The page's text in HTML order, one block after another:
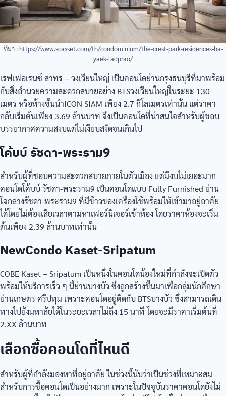
ที่มา : https://www.scasset.com/th/condominium/the-crest-park-residences-ha-
yaek-ladprao/
เรฟเฟอเรนซ์ สาทร – วงเวียนใหญ่ เป็นคอนโดย่านกรุงธนบุรีที่มาพร้อม
กับสิ่งอำนวยความสะดวกสบายอย่าง BTSวงเวียนใหญ่ในระยะ 130
เมตร หรือห้างชั้นนำICON SIAM เพียง 2.7 กิโลเมตรเท่านั้น แต่ราคา
กลับเริ่มต้นเพียง 3.69 ล้านบาท จึงเป็นคอนโดที่น่าสนใจสำหรับผู้ชอบ
บรรยากาศความสงบแต่ไม่เงียบสงัดจนเกินไป
โค้บบ์ รัชดา-พระราม9
สำหรับผู้ที่ชอบความสะดวกสบายภายในตัวเมือง แต่มีงบไม่เยอะมาก
คอนโดโค้บบ์ รัชดา-พระราม9 เป็นคอนโดแบบ Fully Furnished ย่าน
ใจกลางรัชดา-พระราม9 ที่มีข้าวของเครื่องใช้พร้อมให้เข้ามาอยู่อาศัย
ได้โดยไม่ต้องเสียเวลาตามหาเฟอร์นิเจอร์เข้าห้อง โดยราคาห้องจะเริ่ม
ต้นเพียง 2.39 ล้านบาทเท่านั้น
NewCondo Kaset-Sripatum
COBE Kaset – Sripatum เป็นหนึ่งในคอนโดน้องใหม่ที่กำลังจะเปิดตัว
พร้อมให้บริการเร็ว ๆ นี้ย่านบางบัว ซึ่งถูกสร้างขึ้นมาเพื่อกลุ่มนักศึกษา
ย่านเกษตร ศรีปทุม เพราะคอนโดอยู่ติดกับ BTSบางบัว ซึ่งสามารถเดิน
ทางไปยังมหาลัยได้ในระยะเวลาไม่ถึง 15 นาที โดยจะมีราคาเริ่มต้นที่
2.XX ล้านบาท
เลือกซื้อคอนโดที่ไหนดี
สำหรับผู้ที่กำลังมองหาที่อยู่อาศัย ในช่วงนี้นับว่าเป็นช่วงที่เหมาะสม
สำหรับการซื้อคอนโดเป็นอย่างมาก เพราะในปัจจุบันราคาคอนโดยังไม่